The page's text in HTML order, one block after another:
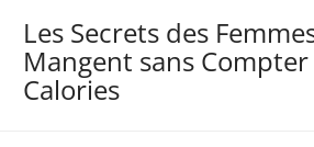
Les Secrets des
Mangent sans Compter
Calories